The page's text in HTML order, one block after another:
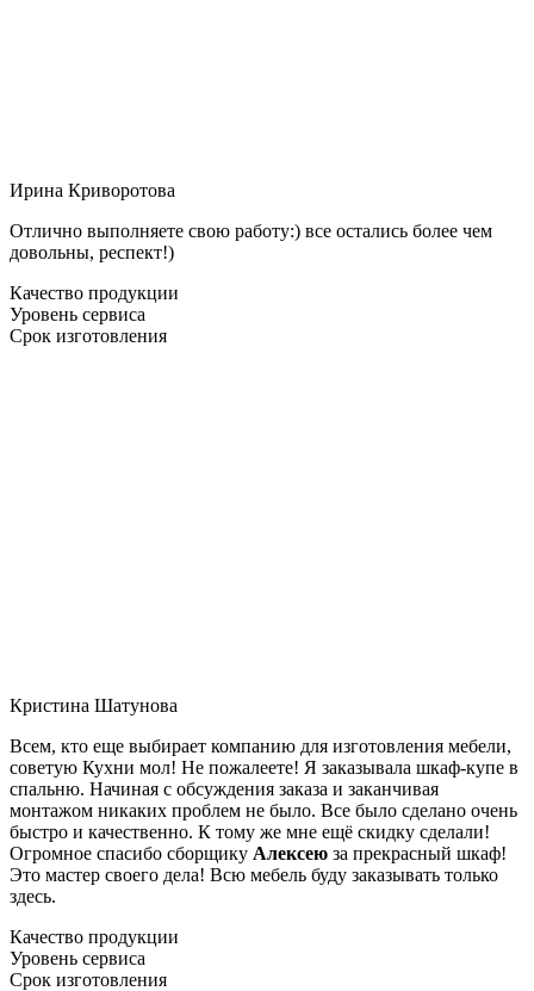
Ирина Криворотова
Отлично выполняете свою работу:) все остались более чем
довольны, респект!)
Качество продукции
Уровень сервиса
Срок изготовления
Кристина Шатунова
Всем, кто еще выбирает компанию для изготовления мебели,
советую Кухни мол! Не пожалеете! Я заказывала шкаф-купе в
спальню. Начиная с обсуждения заказа и заканчивая
монтажом никаких проблем не было. Все было сделано очень
быстро и качественно. К тому же мне ещё скидку сделали!
Огромное спасибо сборщику Алексею за прекрасный шкаф!
Это мастер своего дела! Всю мебель буду заказывать только
здесь.
Качество продукции
Уровень сервиса
Срок изготовления